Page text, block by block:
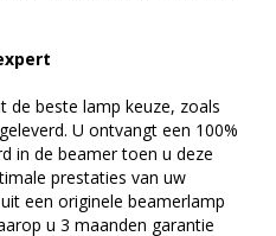
de beste lamp keuze, zoals
U ontvangt een 100%
in de beamer toen u deze
prestaties van uw
een originele beamerlamp
u 3 maanden garantie